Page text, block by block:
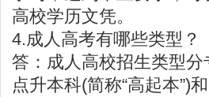
高校学历文凭。
4.成人高考有哪些类型？
答：成人高校招生类型分
点升本科(简称“高起本”)